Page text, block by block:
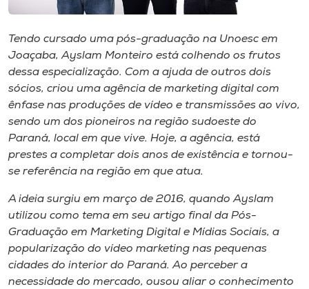
Store
o idioma
A+
A-
Tendo cursado uma pós-graduação na Unoesc em
Joaçaba, Ayslam Monteiro está colhendo os frutos
dessa especialização. Com a ajuda de outros dois
sócios, criou uma agência de marketing digital com
ênfase nas produções de vídeo e transmissões ao vivo,
sendo um dos pioneiros na região sudoeste do
Paraná, local em que vive. Hoje, a agência, está
prestes a completar dois anos de existência e tornou-
se referência na região em que atua.
A ideia surgiu em março de 2016, quando Ayslam
utilizou como tema em seu artigo final da Pós-
Graduação em Marketing Digital e Mídias Sociais, a
popularização do vídeo marketing nas pequenas
cidades do interior do Paraná. Ao perceber a
necessidade do mercado, ousou aliar o conhecimento